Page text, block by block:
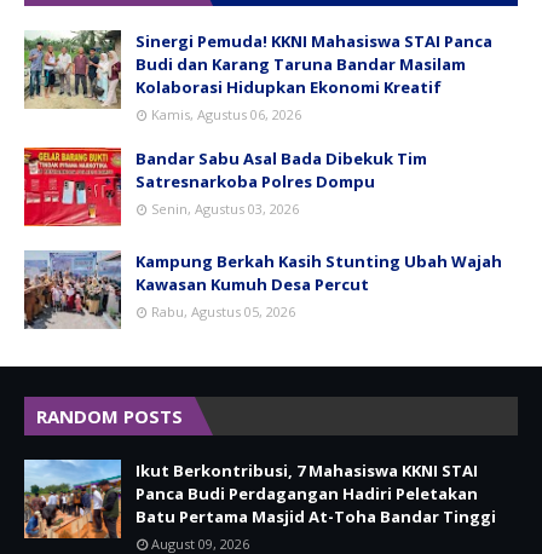
Sinergi Pemuda! KKNI Mahasiswa STAI Panca
Budi dan Karang Taruna Bandar Masilam
Kolaborasi Hidupkan Ekonomi Kreatif
Kamis, Agustus 06, 2026
Bandar Sabu Asal Bada Dibekuk Tim
Satresnarkoba Polres Dompu
Senin, Agustus 03, 2026
Kampung Berkah Kasih Stunting Ubah Wajah
Kawasan Kumuh Desa Percut
Rabu, Agustus 05, 2026
RANDOM POSTS
Ikut Berkontribusi, 7 Mahasiswa KKNI STAI
Panca Budi Perdagangan Hadiri Peletakan
Batu Pertama Masjid At-Toha Bandar Tinggi
August 09, 2026